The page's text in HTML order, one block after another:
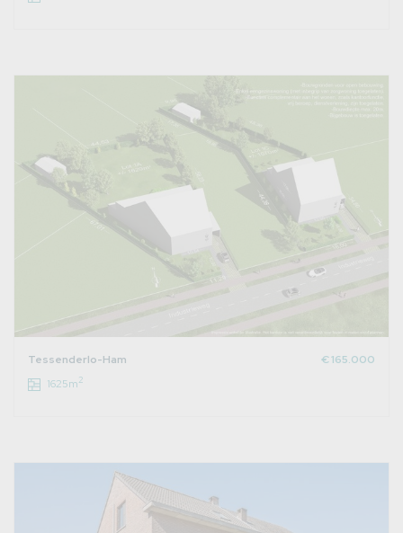
Tessenderlo-Ham
€ 165.000
1625m2